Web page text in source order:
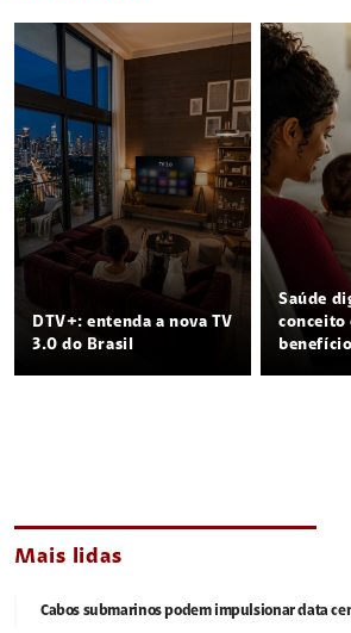
DTV+: entenda a nova TV
3.0 do Brasil
Saúde
conceito
Mais lidas
Cabos submarinos podem impulsionar data